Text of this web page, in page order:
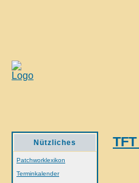
Nützliches
Patchworklexikon
Terminkalender